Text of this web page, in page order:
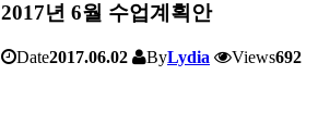
2017년 6월 수업계획안
Date2017.06.02 ByLydia Views692